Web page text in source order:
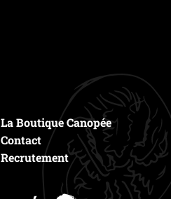
La Boutique Canopée
Contact
Recrutement